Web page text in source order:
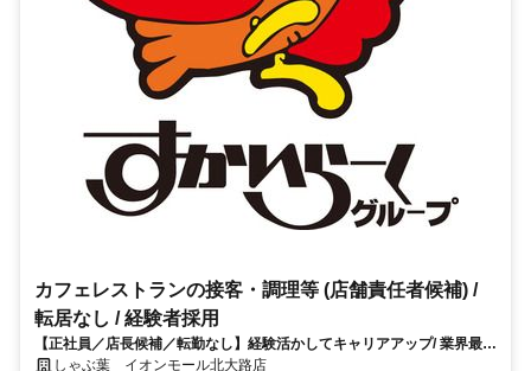
カフェレストランの接客・調理等 (店舗責任者候補) /
転居なし / 経験者採用
【正社員／店長候補／転勤なし】経験活かしてキャリアアップ/ 業界最大
級の昇給・賞与で還元/ 研修充実
しゃぶ葉 イオンモール北大路店